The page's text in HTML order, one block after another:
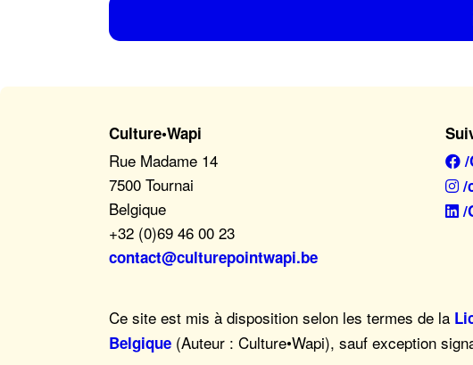
Culture•Wapi
Rue Madame 14
7500 Tournai
Belgique
+32 (0)69 46 00 23
contact@culturepointwapi.be
/
/
/
Ce site est mis à disposition selon les termes de la
Belgique (Auteur : Culture•Wapi), sauf exception